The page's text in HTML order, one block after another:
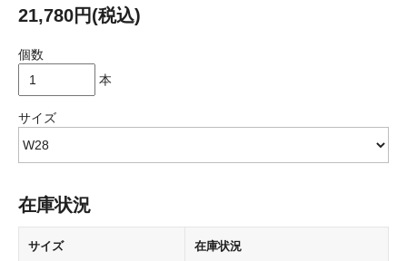
21,780円(税込)
個数
本
サイズ
在庫状況
サイズ 在庫状況